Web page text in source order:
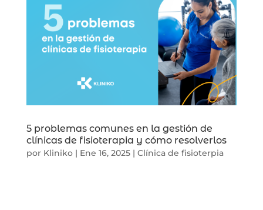
5 problemas comunes en la gestión de
clínicas de fisioterapia y cómo resolverlos
por Kliniko| Ene 16, 2025| Clínica de fisioterpia